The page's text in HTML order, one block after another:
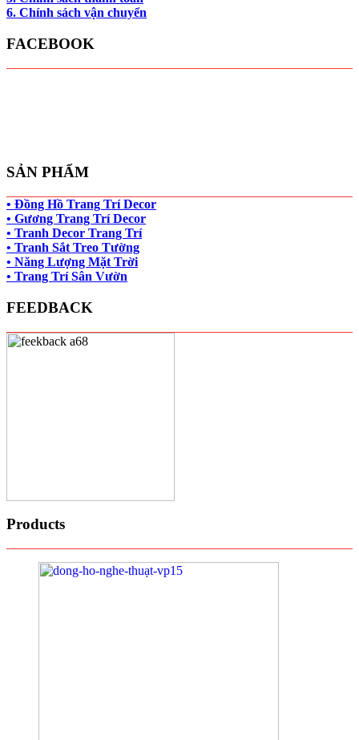
6. Chính sách vận chuyển
FACEBOOK
SẢN PHẨM
• Đồng Hồ Trang Trí Decor
• Gương Trang Trí Decor
• Tranh Decor Trang Trí
• Tranh Sắt Treo Tường
• Năng Lượng Mặt Trời
• Trang Trí Sân Vườn
FEEDBACK
Products